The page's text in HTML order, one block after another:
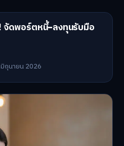
! จัดพอร์ตหนี้-ลงทุนรับมือ
ถุนายน 2026
2.0’ จัดสรรงบอย่างไรไม่